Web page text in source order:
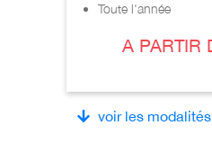
Toute l'année
A PARTIR
voir les